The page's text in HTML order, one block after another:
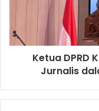
Ketua DPRD
Jurnalis